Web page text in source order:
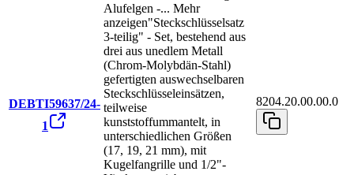
DEBTI59637/24-
1
Alufelgen -... Mehr
anzeigen"Steckschlüsselsatz
3-teilig" - Set, bestehend aus
drei aus unedlem Metall
(Chrom-Molybdän-Stahl)
gefertigten auswechselbaren
Steckschlüsseleinsätzen,
teilweise
kunststoffummantelt, in
unterschiedlichen Größen
(17, 19, 21 mm), mit
Kugelfangrille und 1/2"-
8204.20.00.00.0